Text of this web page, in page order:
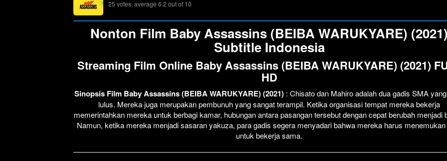
Lewati
Click To
25 votes, average 6.2 out of 10
Nonton Film Baby Assassins (BEIBA WARUKYARE) (2021)
Subtitle Indonesia
Streaming Film Online Baby Assassins (BEIBA WARUKYARE) (2021)
HD
Sinopsis Film Baby Assassins (BEIBA WARUKYARE) (2021) : Chisato dan Mahiro adalah dua gadis SMA
lulus. Mereka juga merupakan pembunuh yang sangat terampil. Ketika organisasi tempat mereka bekerja
memerintahkan mereka untuk berbagi kamar, hubungan antara pasangan tersebut dengan cepat berubah menjadi
Namun, ketika mereka menjadi sasaran yakuza, para gadis segera menyadari bahwa mereka harus
untuk bekerja sama.